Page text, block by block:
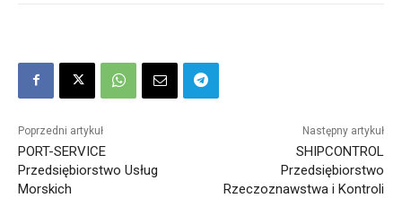
Poprzedni artykuł
PORT-SERVICE
Przedsiębiorstwo Usług
Morskich
Następny artykuł
SHIPCONTROL
Przedsiębiorstwo
Rzeczoznawstwa i Kontroli